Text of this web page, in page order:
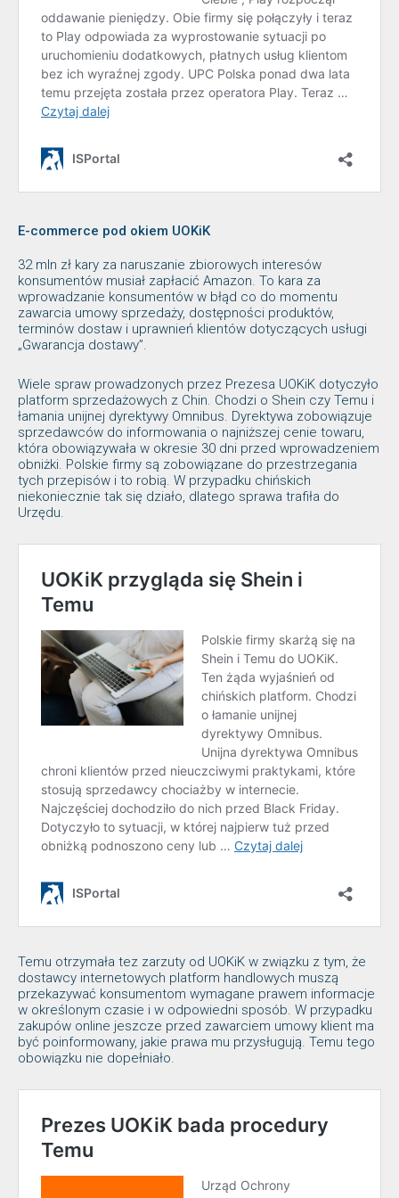
E-commerce pod okiem UOKiK
32 mln zł kary za naruszanie zbiorowych interesów
konsumentów musiał zapłacić Amazon. To kara za
wprowadzanie konsumentów w błąd co do momentu
zawarcia umowy sprzedaży, dostępności produktów,
terminów dostaw i uprawnień klientów dotyczących usługi
„Gwarancja dostawy”.
Wiele spraw prowadzonych przez Prezesa UOKiK dotyczyło
platform sprzedażowych z Chin. Chodzi o Shein czy Temu i
łamania unijnej dyrektywy Omnibus. Dyrektywa zobowiązuje
sprzedawców do informowania o najniższej cenie towaru,
która obowiązywała w okresie 30 dni przed wprowadzeniem
obniżki. Polskie firmy są zobowiązane do przestrzegania
tych przepisów i to robią. W przypadku chińskich
niekoniecznie tak się działo, dlatego sprawa trafiła do
Urzędu.
Temu otrzymała tez zarzuty od UOKiK w związku z tym, że
dostawcy internetowych platform handlowych muszą
przekazywać konsumentom wymagane prawem informacje
w określonym czasie i w odpowiedni sposób. W przypadku
zakupów online jeszcze przed zawarciem umowy klient ma
być poinformowany, jakie prawa mu przysługują. Temu tego
obowiązku nie dopełniało.